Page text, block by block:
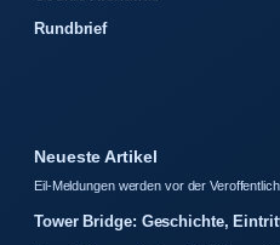
Rundbrief
Neueste Artikel
Eil-Meldungen werden vor der
Tower Bridge: Geschichte,